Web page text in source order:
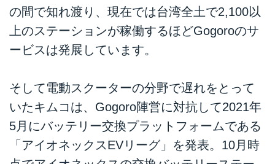
の間で知れ渡り、現在では台湾全土で2,100以
上のステーションが稼働するほどGogoroのサ
ービスは発展しています。
そして電動スクーターの分野で遅れをとって
いたキムコは、Gogoro陣営に対抗して2021年
5月にバッテリー交換プラットフォームである
「アイオネックスEVリーグ」を発表。10月時